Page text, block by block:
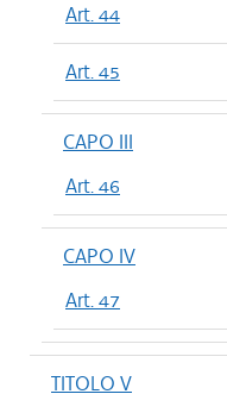
Art. 44
Art. 45
CAPO III
Art. 46
CAPO IV
Art. 47
TITOLO V